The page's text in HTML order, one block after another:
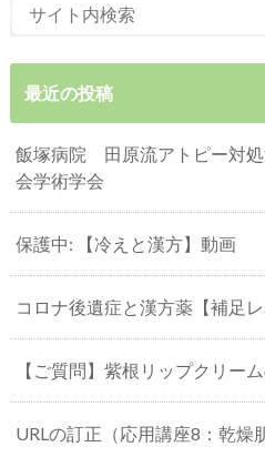
最近の投稿
飯塚病院 田原流アトピー対
会学術学会
保護中: 【冷えと漢方】動画
コロナ後遺症と漢方薬【補足レ
【ご質問】紫根リップクリー
URLの訂正（応用講座8：乾燥